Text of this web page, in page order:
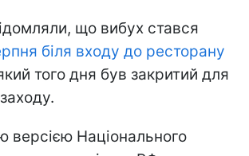
що вибух стався
біля входу до ресторану
того дня був закритий для
версією Національного